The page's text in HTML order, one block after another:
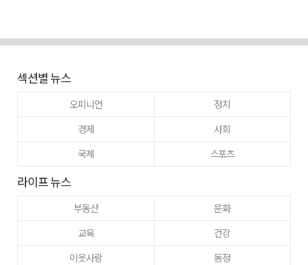
섹션별 뉴스
오피니언
정치
경제
사회
국제
스포츠
라이프 뉴스
부동산
문화
교육
건강
이웃사랑
동정